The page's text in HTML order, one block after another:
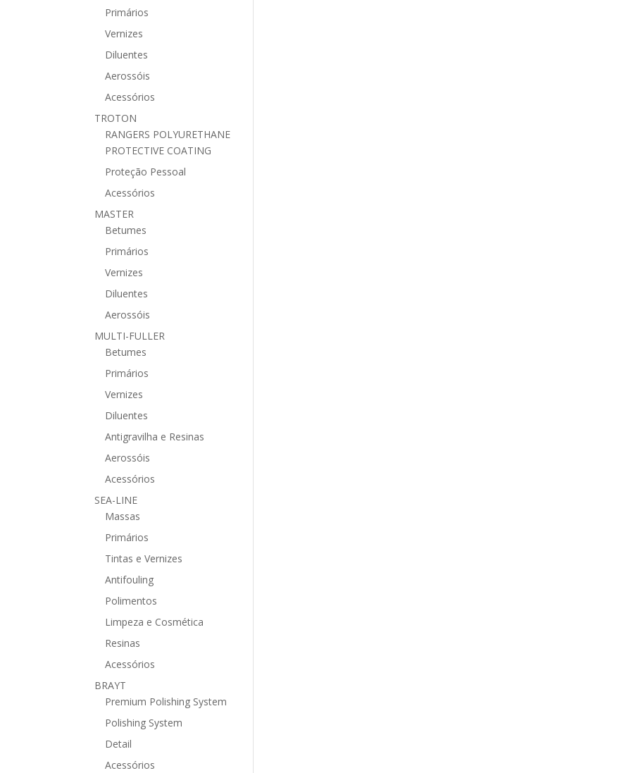
Primários
Vernizes
Diluentes
Aerossóis
Acessórios
TROTON
RANGERS POLYURETHANE
PROTECTIVE COATING
Proteção Pessoal
Acessórios
MASTER
Betumes
Primários
Vernizes
Diluentes
Aerossóis
MULTI-FULLER
Betumes
Primários
Vernizes
Diluentes
Antigravilha e Resinas
Aerossóis
Acessórios
SEA-LINE
Massas
Primários
Tintas e Vernizes
Antifouling
Polimentos
Limpeza e Cosmética
Resinas
Acessórios
BRAYT
Premium Polishing System
Polishing System
Detail
Acessórios